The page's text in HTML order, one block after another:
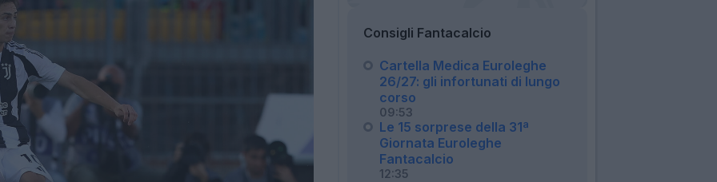
Consigli Fantacalcio
Cartella Medica Euroleghe
26/27: gli infortunati di lungo
corso
09:53
Le 15 sorprese della 31ª
Giornata Euroleghe
Fantacalcio
12:35